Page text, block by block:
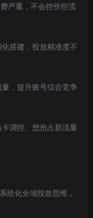
严重，不会控价控流
搭建，投放精准度不
，提升账号综合竞争
调控、想抢占新流量
统化全域投放思维，